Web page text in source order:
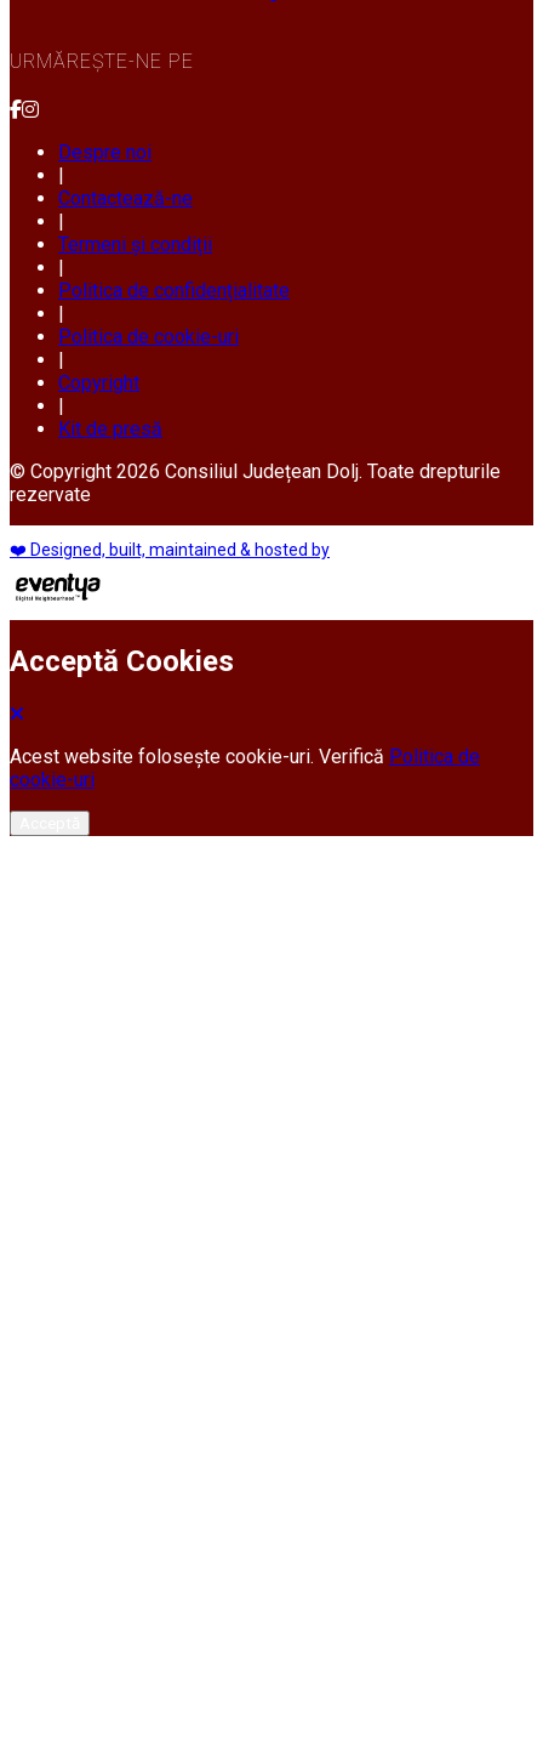
URMĂREȘTE-NE PE
Despre noi
|
Contactează-ne
|
Termeni și condiții
|
Politica de confidențialitate
|
Politica de cookie-uri
|
Copyright
|
Kit de presă
© Copyright 2026 Consiliul Județean Dolj. Toate drepturile
rezervate
❤️ Designed, built, maintained & hosted by
Acceptă Cookies
Acest website folosește cookie-uri. Verifică Politica de
cookie-uri